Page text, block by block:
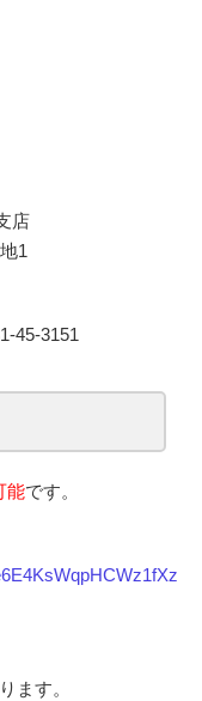
店
1
45-3151
能です。
ます。